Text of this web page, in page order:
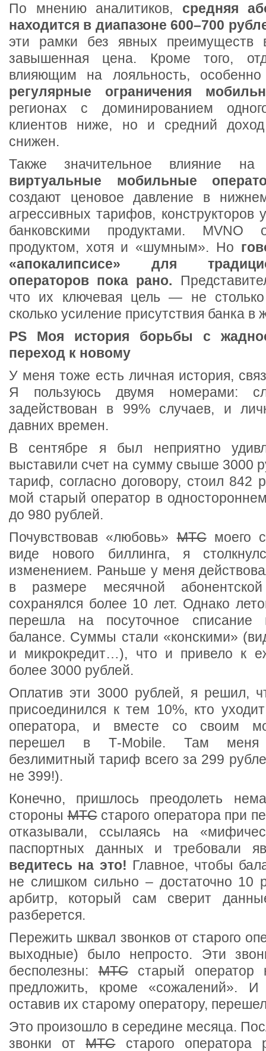
По мнению аналитиков, средняя
находится в диапазоне 600–700
эти рамки без явных преимуществ
завышенная цена. Кроме того,
влияющим на лояльность,
регулярные ограничения
регионах с доминированием
клиентов ниже, но и средний
снижен.
Также значительное влияние
виртуальные мобильные
создают ценовое давление в
агрессивных тарифов, конструкторов
банковскими продуктами. MVNO
продуктом, хотя и «шумным». Но
«апокалипсисе» для
операторов пока рано.
что их ключевая цель — не
сколько усиление присутствия банка в
PS
Моя история борьбы с
переход к новому
У меня тоже есть личная история,
Я пользуюсь двумя номерами:
задействован в 99% случаев, и
давних времен.
В сентябре я был неприятно
выставили счет на сумму свыше 3000
тариф, согласно договору, стоил 842
мой старый оператор в
до 980 рублей.
Почувствовав «любовь»МТСмоего
виде нового биллинга, я
изменением. Раньше у меня
в размере месячной
сохранялся более 10 лет. Однако
перешла на посуточное списание
балансе. Суммы стали «конскими»
и микрокредит…), что и привело к
более 3000 рублей.
Оплатив эти 3000 рублей, я решил,
присоединился к тем 10%, кто
оператора, и вместе со своим
перешел в Т-Mobile. Там меня
безлимитный тариф всего за 299
не 399!).
Конечно, пришлось преодолеть
стороныМТСстарого оператора при
отказывали, ссылаясь на
паспортных данных и требовали
ведитесь на это! Главное, чтобы
не слишком сильно – достаточно 10
арбитр, который сам сверит
разберется.
Пережить шквал звонков от старого
выходные) было непросто. Эти
бесполезны:МТСстарый оператор
предложить, кроме «сожалений».
оставив их старому оператору,
Это произошло в середине месяца.
звонки отМТСстарого оператора